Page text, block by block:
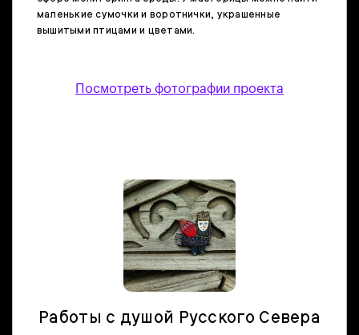
маленькие сумочки и воротнички, украшенные
вышитыми птицами и цветами.
Посмотреть фотографии проекта
Работы с душой Русского Севера